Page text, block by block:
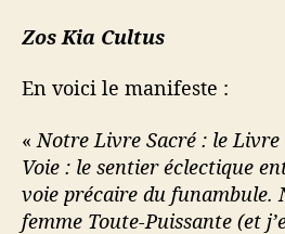
Zos Kia Cultus
En voici le manifeste :
« Notre Livre Sacré : le
Voie : le sentier éclectique
voie précaire du funambule.
femme Toute-Puissante (et